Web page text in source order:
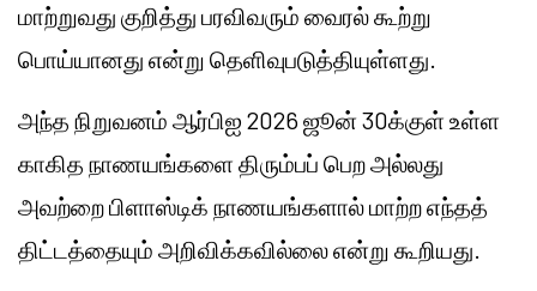
மாற்றுவது குறித்து பரவிவரும் வைரல் கூற்று
பொய்யானது என்று தெளிவுபடுத்தியுள்ளது.
அந்த நிறுவனம் ஆர்பிஐ 2026 ஜூன் 30க்குள் உள்ள
காகித நாணயங்களை திரும்பப் பெற அல்லது
அவற்றை பிளாஸ்டிக் நாணயங்களால் மாற்ற எந்தத்
திட்டத்தையும் அறிவிக்கவில்லை என்று கூறியது.